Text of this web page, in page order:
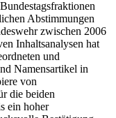
Abstimmungen
zwischen 2006
Inhaltsanalysen hat
und
Namensartikel in
von
die beiden
ein hoher